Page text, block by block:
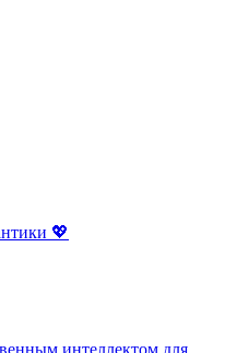
💖
интеллектом для